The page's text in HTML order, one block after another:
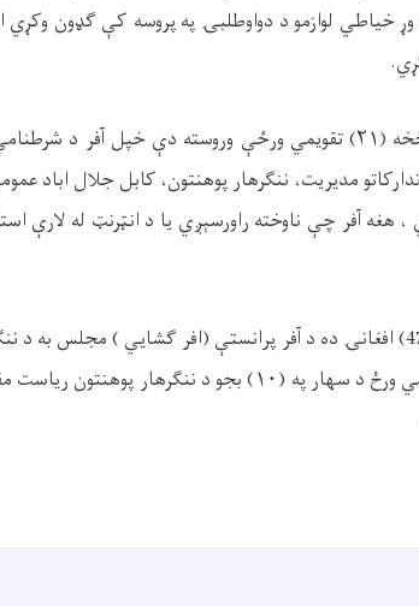
خياطي لوازمود دواوطلبۍ په پروسه کې ګډون وکړي
د ننګرهار ورځپاڼې کې د اعلان د نشر څخه (۲۱) تقويمي ورځې وروسته دې خپل
مديريت، ننګرهار پوهنتون، کابل جلال اباد
، هغه آفر چې ناوخته راورسېږي يا د انټرنټ له لارې
) افغانۍ ده د آفر پرانستې (افر ګشايي ) مجلس به د
نشر شوي اعلان څخه وروسته په (۲۲) تقويمي ورځ د سهار په (۱۰) بجو د